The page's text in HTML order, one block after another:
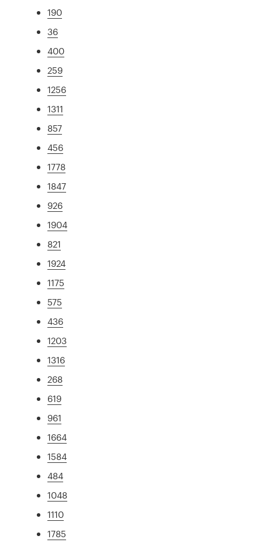
190
36
400
259
1256
1311
857
456
1778
1847
926
1904
821
1924
1175
575
436
1203
1316
268
619
961
1664
1584
484
1048
1110
1785